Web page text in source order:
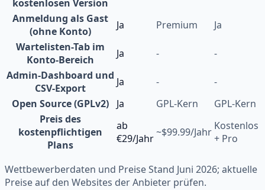
kostenlosen Version
Anmeldung als Gast
(ohne Konto)
Ja Premium
Ja
Wartelisten-Tab im
Konto-Bereich
Ja -
-
Admin-Dashboard und
CSV-Export
Ja -
-
Open Source (GPLv2)
Ja GPL-Kern
GPL-Kern
Preis des
kostenpflichtigen
Plans
ab
€29/Jahr~$99.99/Jahr Kostenlos
+ Pro
Wettbewerberdaten und Preise Stand Juni 2026; aktuelle
Preise auf den Websites der Anbieter prüfen.